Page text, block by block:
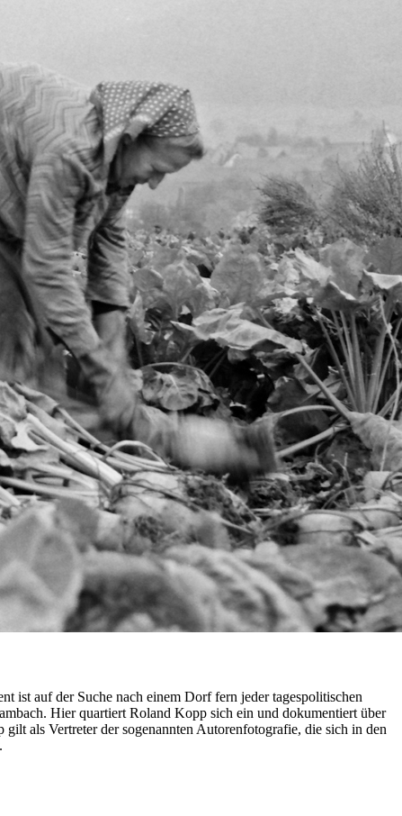
ist auf der Suche nach einem Dorf fern jeder tagespolitischen
Hier quartiert Roland Kopp sich ein und dokumentiert über
als Vertreter der sogenannten Autorenfotografie, die sich in den